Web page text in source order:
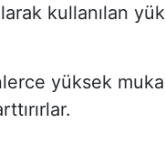
kullanılan
yüksek